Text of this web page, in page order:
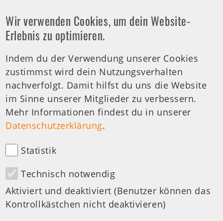
Offene Arztsprechstunde
Tel.-Nr.: 0711 459981 - 30
Offene Sprechstunde
Di: 19:00-20:00 Uhr
medizinische Anfragen
Besuchen Sie uns auf:
Wir verwenden Cookies, um dein Website-
Erlebnis zu optimieren.
Indem du der Verwendung unserer Cookies
zustimmst wird dein Nutzungsverhalten
nachverfolgt. Damit hilfst du uns die Website
im Sinne unserer Mitglieder zu verbessern.
Mehr Informationen findest du in unserer
Datenschutzerklärung.
Statistik
Technisch notwendig
Aktiviert und deaktiviert (Benutzer können das
Kontrollkästchen nicht deaktivieren)